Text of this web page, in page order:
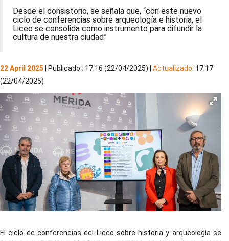
Desde el consistorio, se señala que, “con este nuevo
ciclo de conferencias sobre arqueología e historia, el
Liceo se consolida como instrumento para difundir la
cultura de nuestra ciudad”
22 April 2025 | Publicado : 17:16 (22/04/2025) | Actualizado: 17:17
(22/04/2025)
El ciclo de conferencias del Liceo sobre historia y arqueología se